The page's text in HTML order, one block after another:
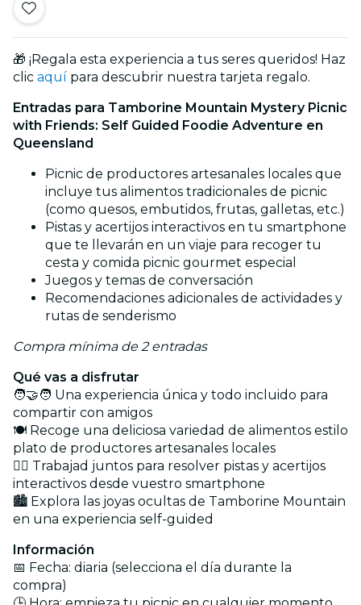
🎁 ¡Regala esta experiencia a tus seres queridos! Haz
clic aquí para descubrir nuestra tarjeta regalo.
Entradas para Tamborine Mountain Mystery Picnic
with Friends: Self Guided Foodie Adventure en
Queensland
Picnic de productores artesanales locales que
incluye tus alimentos tradicionales de picnic
(como quesos, embutidos, frutas, galletas, etc.)
Pistas y acertijos interactivos en tu smartphone
que te llevarán en un viaje para recoger tu
cesta y comida picnic gourmet especial
Juegos y temas de conversación
Recomendaciones adicionales de actividades y
rutas de senderismo
Compra mínima de 2 entradas
Qué vas a disfrutar
🧑‍🤝‍🧑 Una experiencia única y todo incluido para
compartir con amigos
🍽️ Recoge una deliciosa variedad de alimentos estilo
plato de productores artesanales locales
🕵️‍♀️ Trabajad juntos para resolver pistas y acertijos
interactivos desde vuestro smartphone
🏙️ Explora las joyas ocultas de Tamborine Mountain
en una experiencia self-guided
Información
📅 Fecha: diaria (selecciona el día durante la
compra)